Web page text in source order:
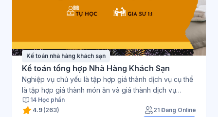
Kế toán nhà hàng khách sạn
Kế toán tổng hợp Nhà Hàng Khách Sạn
Nghiệp vụ chủ yếu là tập hợp giá thành dịch vụ cụ thể
là tập hợp giá thành món ăn và giá thành dịch vụ
phòng. Và để làm tốt công việc kế toán cần nắm rõ
quy trình dịch vụ cùng khâu nhập nguyên liệu hay
14 Học phần
4.9 (263)
21 Đang Online